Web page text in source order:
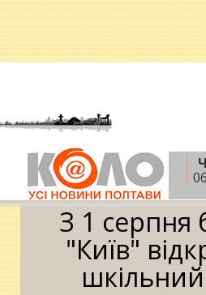
Головна » Новини »
З 1
відкриється шкільний базар
З 1 серпня
"Київ"